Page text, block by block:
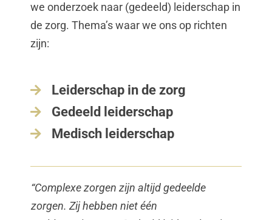
we onderzoek naar (gedeeld) leiderschap in
de zorg. Thema’s waar we ons op richten
zijn:
 Leiderschap in de zorg
 Gedeeld leiderschap
 Medisch leiderschap
“Complexe zorgen zijn altijd gedeelde
zorgen. Zij hebben niet één